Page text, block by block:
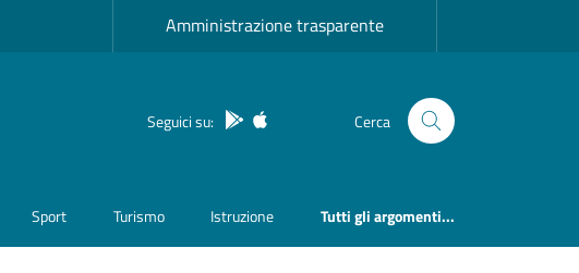
Amministrazione trasparente
Seguici su: App Android
App IOS Cerca
Sport Turismo Istruzione Tutti gli argomenti...